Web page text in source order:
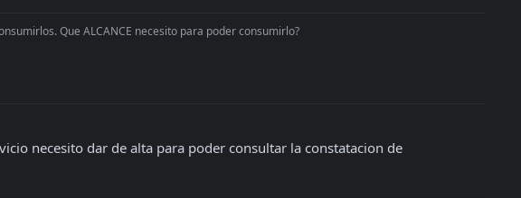
Que ALCANCE necesito para poder consumirlo?
necesito dar de alta para poder consultar la constatacion de